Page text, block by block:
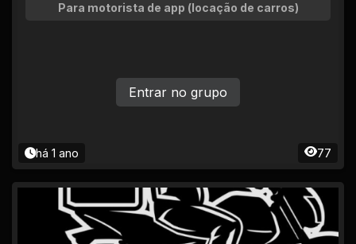
Para motorista de app (locação de carros)
há 1 ano 77
Entrar no grupo